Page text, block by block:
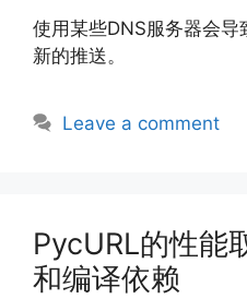
使用某些DNS服务器会
新的推送。
Leave a comment
PycURL的性能
和编译依赖